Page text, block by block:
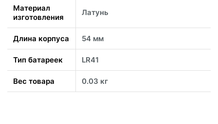
Материал
изготовления
Латунь
Длина корпуса 54 мм
Тип батареек LR41
Вес товара 0.03 кг